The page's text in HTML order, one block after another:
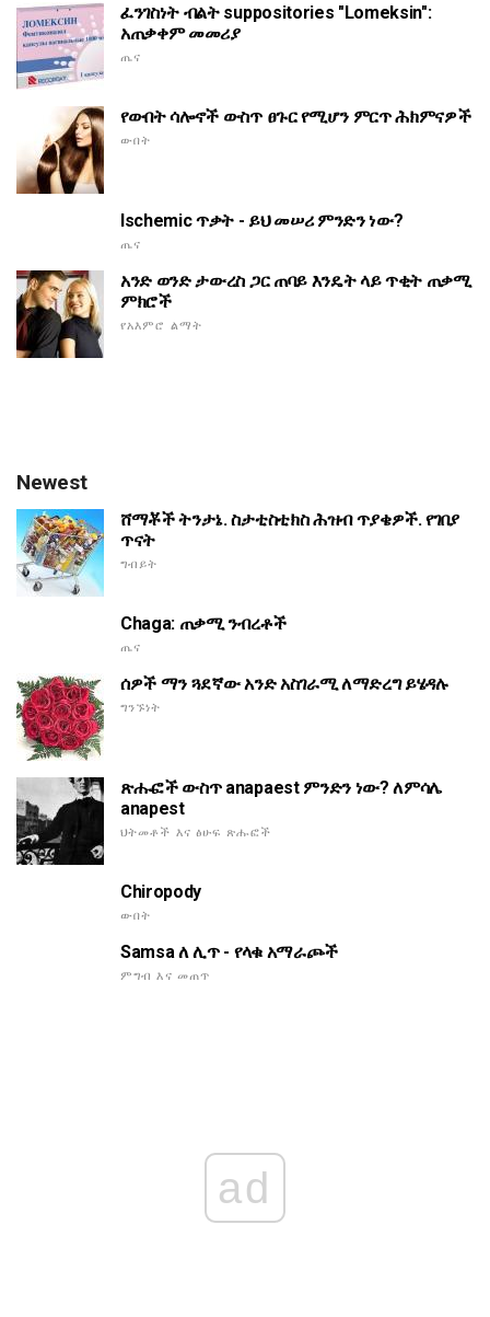
ፈንገስነት ብልት suppositories "Lomeksin":
አጠቃቀም መመሪያ
ጤና
የውበት ሳሎኖች ውስጥ ፀጉር የሚሆን ምርጥ ሕክምናዎች
ውበት
Ischemic ጥቃት - ይህ መሠሪ ምንድን ነው?
ጤና
አንድ ወንድ ታውረስ ጋር ጠባይ እንዴት ላይ ጥቂት ጠቃሚ
ምክሮች
የአእምሮ ልማት
Newest
ሸማቾች ትንታኔ. ስታቲስቲክስ ሕዝብ ጥያቄዎች. የገበያ
ጥናት
ግብይት
Chaga: ጠቃሚ ንብረቶች
ጤና
ሰዎች ማን ጓደኛው አንድ አስገራሚ ለማድረግ ይሄዳሉ
ግንኙነት
ጽሑፎች ውስጥ anapaest ምንድን ነው? ለምሳሌ
anapest
ህትመቶች እና ፅሁፍ ጽሑፎች
Chiropody
ውበት
Samsa ለ ሊጥ - የላቁ አማራጮች
ምግብ እና መጠጥ
ad